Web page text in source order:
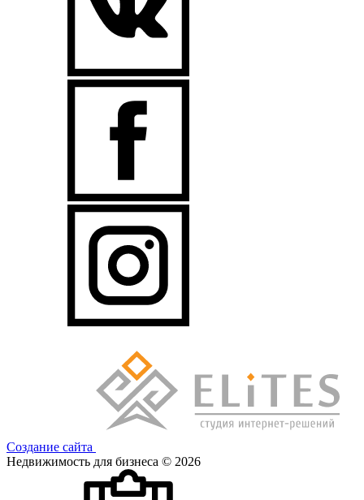
Создание сайта
Недвижимость для бизнеса © 2026